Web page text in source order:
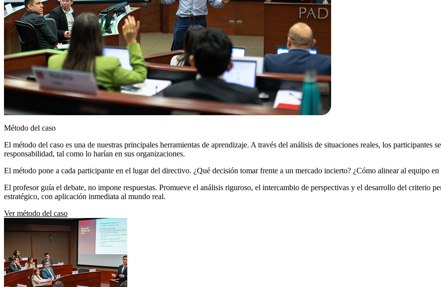
Método del caso
El método del caso es una de nuestras principales herramientas de aprendizaje. A través del análisis de situaciones reales, los
responsabilidad, tal como lo harían en sus organizaciones.
El método pone a cada participante en el lugar del directivo. ¿Qué decisión tomar frente a un mercado incierto? ¿Cómo alinear al equipo
El profesor guía el debate, no impone respuestas. Promueve el análisis riguroso, el intercambio de perspectivas y el desarrollo del criterio
estratégico, con aplicación inmediata al mundo real.
Ver método del caso